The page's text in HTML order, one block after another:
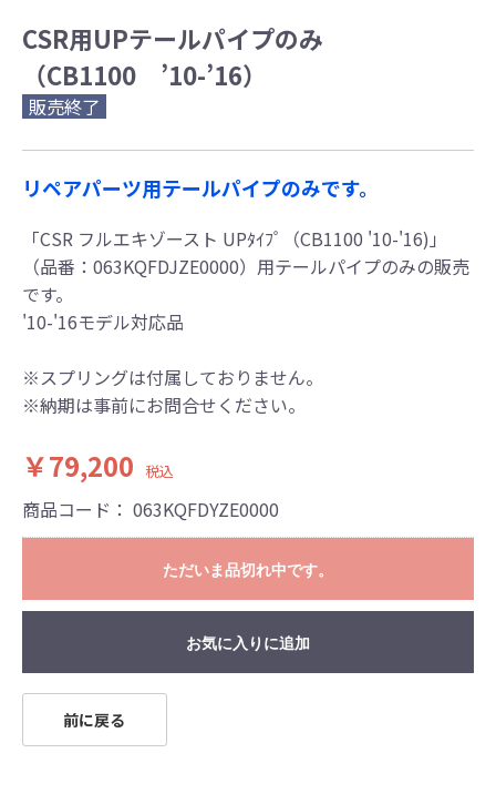
CSR用UPテールパイプのみ
（CB1100 ’10-’16）
販売終了
リペアパーツ用テールパイプのみです。
「CSR フルエキゾースト UPﾀｲﾌﾟ（CB1100 '10-'16)」
（品番：063KQFDJZE0000）用テールパイプのみの販売
です。
'10-'16モデル対応品
※スプリングは付属しておりません。
※納期は事前にお問合せください。
￥79,200 税込
商品コード： 063KQFDYZE0000
ただいま品切れ中です。
お気に入りに追加
前に戻る
●当HP内では、マフラーの取付けイメージをわ
かりやすくするために一般車両に装着した写
真を使用しております。
●レーシングパーツはサーキットにおけるスポ
り公道（※）での使用は出来ません。
●国内で開催される全ての競技に対応するわけ
ではございません。
レースでの使用に際しては、主催者が発行す
る競技規則を確認の上、お客様ご自身の判断